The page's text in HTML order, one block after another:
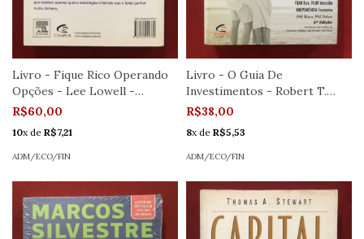
Livro - Fique Rico Operando
Opções - Lee Lowell -
Editora Campus
R$60,00
10x de R$7,21
ADM/ECO/FIN
Livro - O Guia De
Investimentos - Robert T.
Kiyosaki - Editora Campus
R$38,00
8x de R$5,53
ADM/ECO/FIN